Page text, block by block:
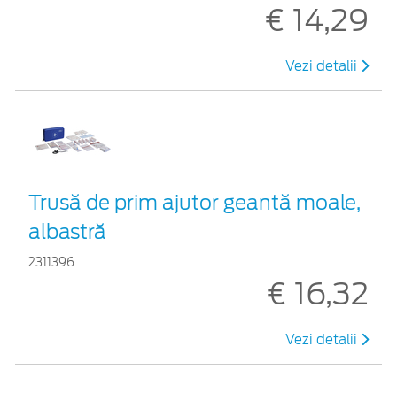
€ 14,29
Vezi detalii
Trusă de prim ajutor geantă moale,
albastră
2311396
€ 16,32
Vezi detalii